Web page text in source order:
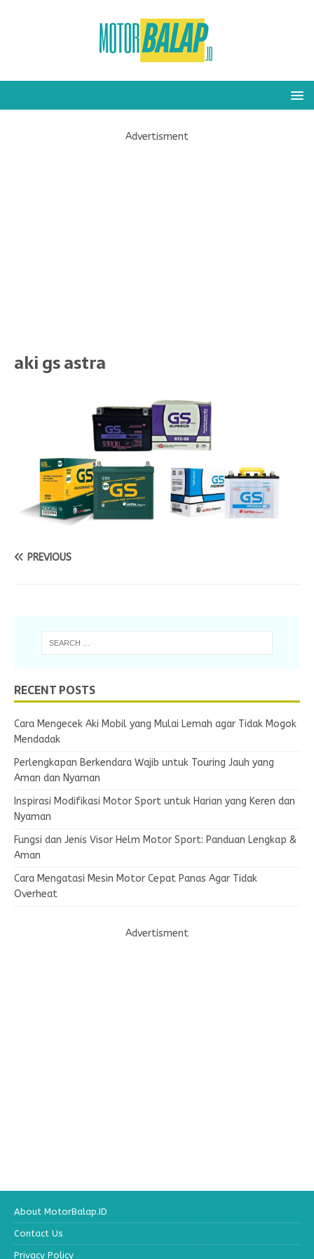
Advertisment
aki gs astra
PREVIOUS
RECENT POSTS
Cara Mengecek Aki Mobil yang Mulai Lemah agar Tidak Mogok
Mendadak
Perlengkapan Berkendara Wajib untuk Touring Jauh yang
Aman dan Nyaman
Inspirasi Modifikasi Motor Sport untuk Harian yang Keren dan
Nyaman
Fungsi dan Jenis Visor Helm Motor Sport: Panduan Lengkap &
Aman
Cara Mengatasi Mesin Motor Cepat Panas Agar Tidak
Overheat
Advertisment
About MotorBalap.ID
Contact Us
Privacy Policy